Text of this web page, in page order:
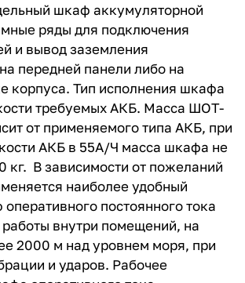
шкаф аккумуляторной
ряды для подключения
и вывод заземления
передней панели либо на
корпуса. Тип исполнения шкафа
требуемых АКБ. Масса ШОТ-
от применяемого типа АКБ, при
АКБ в 55А/Ч масса шкафа не
кг. В зависимости от пожеланий
наиболее удобный
постоянного тока
работы внутри помещений, на
2000 м над уровнем моря, при
и ударов. Рабочее